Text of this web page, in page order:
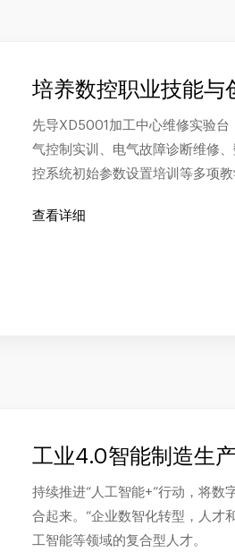
培养数控职业技能与
先导XD5001加工中心维修实验
气控制实训、电气故障诊断维修
控系统初始参数设置培训等多项
查看详细
工业4.0智能制造生
持续推进“人工智能+”行动，将数
合起来。“企业数智化转型，人才
工智能等领域的复合型人才。